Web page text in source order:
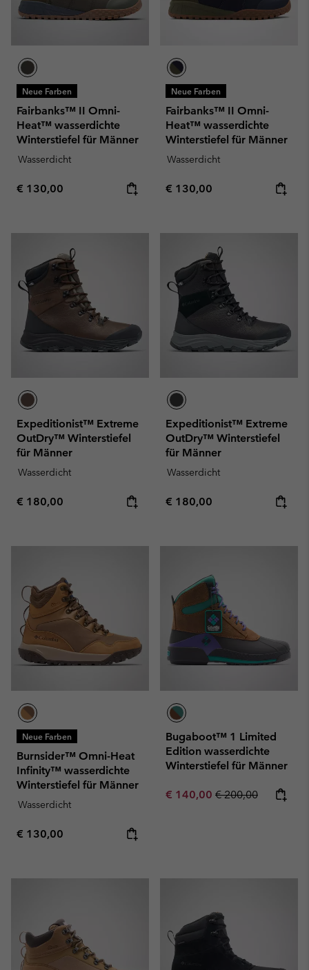
Neue Farben
Fairbanks™ II Omni-
Heat™ wasserdichte
Winterstiefel für Männer
Wasserdicht
Regular price:
€ 130,00
Neue Farben
Fairbanks™ II Omni-
Heat™ wasserdichte
Winterstiefel für Männer
Wasserdicht
Regular price:
€ 130,00
Expeditionist™ Extreme
OutDry™ Winterstiefel
für Männer
Wasserdicht
Regular price:
€ 180,00
Expeditionist™ Extreme
OutDry™ Winterstiefel
für Männer
Wasserdicht
Regular price:
€ 180,00
Neue Farben
Burnsider™ Omni-Heat
Infinity™ wasserdichte
Winterstiefel für Männer
Wasserdicht
Regular price:
€ 130,00
Bugaboot™ 1 Limited
Edition wasserdichte
Winterstiefel für Männer
Sale price:
€ 140,00 Regular price:
€ 200,00